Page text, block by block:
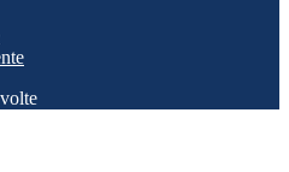
volte